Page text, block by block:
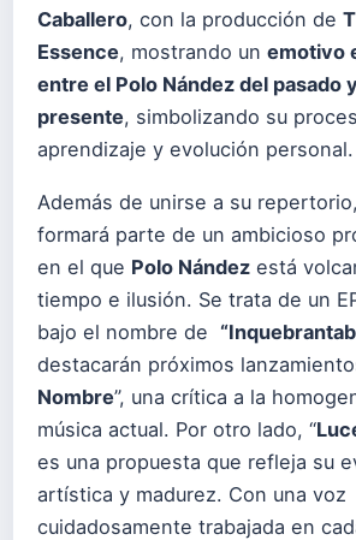
Caballero, con la producción de
Essence, mostrando un emotivo
entre el Polo Nández del pasado
presente, simbolizando su
aprendizaje y evolución personal.
​Además de unirse a su
formará parte de un ambicioso
en el que Polo Nández está
tiempo e ilusión. Se trata de un
bajo el nombre de
destacarán próximos
Nombre”, una crítica a la
música actual. Por otro lado, “
es una propuesta que refleja su
artística y madurez. Con una voz
cuidadosamente trabajada en